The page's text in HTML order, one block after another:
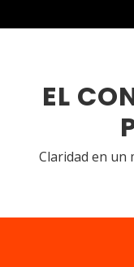
EL
Claridad en un